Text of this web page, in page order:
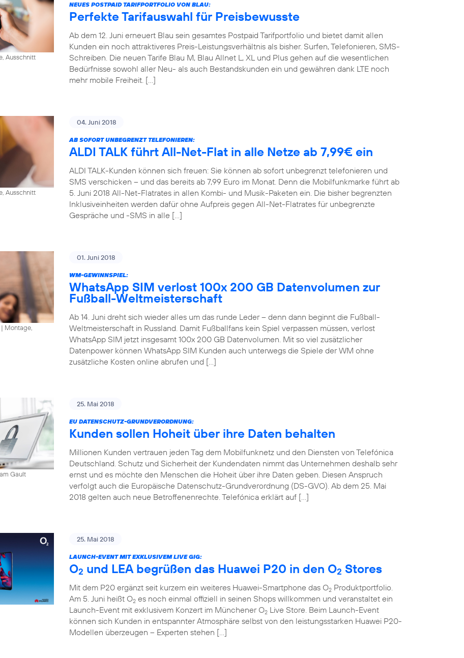
Ausschnitt
NEUES POSTPAID TARIFPORTFOLIO VON BLAU:
Perfekte Tarifauswahl für Preisbewusste
Ab dem 12. Juni erneuert Blau sein gesamtes Postpaid Tarifportfolio und bietet damit allen
Kunden ein noch attraktiveres Preis-Leistungsverhältnis als bisher. Surfen, Telefonieren, SMS-
Schreiben. Die neuen Tarife Blau M, Blau Allnet L, XL und Plus gehen auf die wesentlichen
Bedürfnisse sowohl aller Neu- als auch Bestandskunden ein und gewähren dank LTE noch
mehr mobile Freiheit. […]
Ausschnitt
04. Juni 2018
AB SOFORT UNBEGRENZT TELEFONIEREN:
ALDI TALK führt All-Net-Flat in alle Netze ab 7,99€ ein
ALDI TALK-Kunden können sich freuen: Sie können ab sofort unbegrenzt telefonieren und
SMS verschicken – und das bereits ab 7,99 Euro im Monat. Denn die Mobilfunkmarke führt ab
5. Juni 2018 All-Net-Flatrates in allen Kombi- und Musik-Paketen ein. Die bisher begrenzten
Inklusiveinheiten werden dafür ohne Aufpreis gegen All-Net-Flatrates für unbegrenzte
Gespräche und -SMS in alle […]
| Montage,
01. Juni 2018
WM-GEWINNSPIEL:
WhatsApp SIM verlost 100x 200 GB Datenvolumen zur
Fußball-Weltmeisterschaft
Ab 14. Juni dreht sich wieder alles um das runde Leder – denn dann beginnt die Fußball-
Weltmeisterschaft in Russland. Damit Fußballfans kein Spiel verpassen müssen, verlost
WhatsApp SIM jetzt insgesamt 100x 200 GB Datenvolumen. Mit so viel zusätzlicher
Datenpower können WhatsApp SIM Kunden auch unterwegs die Spiele der WM ohne
zusätzliche Kosten online abrufen und […]
Gault
25. Mai 2018
EU DATENSCHUTZ-GRUNDVERORDNUNG:
Kunden sollen Hoheit über ihre Daten behalten
Millionen Kunden vertrauen jeden Tag dem Mobilfunknetz und den Diensten von Telefónica
Deutschland. Schutz und Sicherheit der Kundendaten nimmt das Unternehmen deshalb sehr
ernst und es möchte den Menschen die Hoheit über ihre Daten geben. Diesen Anspruch
verfolgt auch die Europäische Datenschutz-Grundverordnung (DS-GVO). Ab dem 25. Mai
2018 gelten auch neue Betroffenenrechte. Telefónica erklärt auf […]
25. Mai 2018
LAUNCH-EVENT MIT EXKLUSIVEM LIVE GIG:
O2 und LEA begrüßen das Huawei P20 in den O2 Stores
Mit dem P20 ergänzt seit kurzem ein weiteres Huawei-Smartphone das O2 Produktportfolio.
Am 5. Juni heißt O2 es noch einmal offiziell in seinen Shops willkommen und veranstaltet ein
Launch-Event mit exklusivem Konzert im Münchener O2 Live Store. Beim Launch-Event
können sich Kunden in entspannter Atmosphäre selbst von den leistungsstarken Huawei P20-
Modellen überzeugen – Experten stehen […]